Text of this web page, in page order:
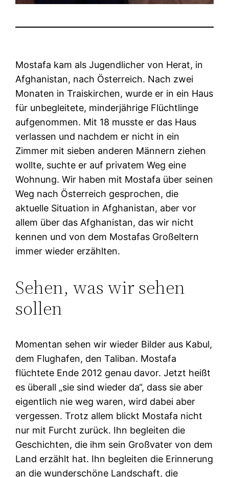
Mostafa kam als Jugendlicher von Herat, in
Afghanistan, nach Österreich. Nach zwei
Monaten in Traiskirchen, wurde er in ein Haus
für unbegleitete, minderjährige Flüchtlinge
aufgenommen. Mit 18 musste er das Haus
verlassen und nachdem er nicht in ein
Zimmer mit sieben anderen Männern ziehen
wollte, suchte er auf privatem Weg eine
Wohnung. Wir haben mit Mostafa über seinen
Weg nach Österreich gesprochen, die
aktuelle Situation in Afghanistan, aber vor
allem über das Afghanistan, das wir nicht
kennen und von dem Mostafas Großeltern
immer wieder erzählten.
Sehen, was wir sehen
sollen
Momentan sehen wir wieder Bilder aus Kabul,
dem Flughafen, den Taliban. Mostafa
flüchtete Ende 2012 genau davor. Jetzt heißt
es überall „sie sind wieder da“, dass sie aber
eigentlich nie weg waren, wird dabei aber
vergessen. Trotz allem blickt Mostafa nicht
nur mit Furcht zurück. Ihn begleiten die
Geschichten, die ihm sein Großvater von dem
Land erzählt hat. Ihn begleiten die Erinnerung
an die wunderschöne Landschaft, die